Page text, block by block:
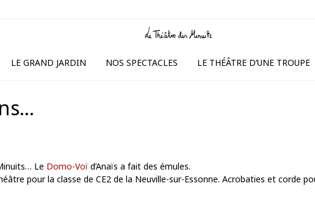
LE GRAND JARDIN NOS SPECTACLES LE THÉÂTRE D’UNE TROUPE
Le Domo-Voï d’Anaïs a fait des émules.
pour la classe de CE2 de la Neuville-sur-Essonne. Acrobaties et corde